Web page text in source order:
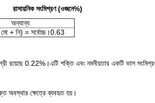
রাসায়নিক সংমিশ্রণ (ওজনে%)
অন্যান্য
+ নি) = সর্বোচ্চ।0.63
রয়েছে 0.22%।এটি শক্তি এবং নমনীয়তার একটি ভাল
অবস্থার ক্ষেত্রে ব্যবহৃত হয়।